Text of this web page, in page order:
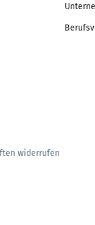
widerrufen